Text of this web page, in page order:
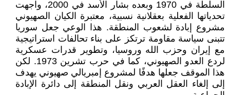
السلطة في 1970 وبعده بشار الأسد في 2000، واجهت
تحدياتها الفعلية بعقلانية نسبية، معتبرة الكيان الصهيوني
مشروع إبادة لشعوب المنطقة. هذا الوعي جعل سوريا
تتبنى سياسة مقاومة ترتكز على بناء تحالفات استراتيجية
مع إيران وحزب الله وروسيا، وتطوير قدرات عسكرية
لردع العدو الصهيوني، كما في حرب تشرين 1973. لكن
هذا الموقف جعلها هدفًا لمشروع إمبريالي صهيوني يهدف
إلى إلغاء العقل العربي ونقل المنطقة إلى دائرة الإبادة